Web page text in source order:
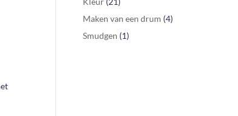
Maken van een drum (4)
Smudgen (1)